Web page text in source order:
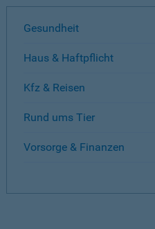
Gesundheit
Haus & Haftpflicht
Kfz & Reisen
Rund ums Tier
Vorsorge & Finanzen